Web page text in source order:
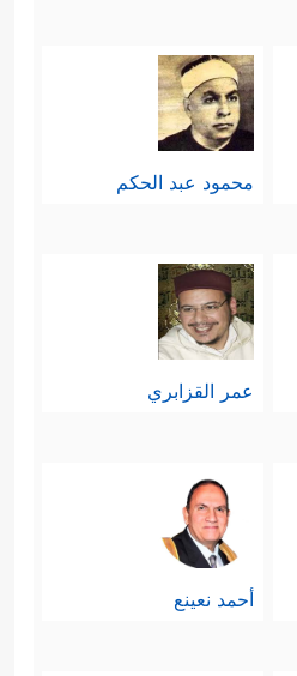
محمود عبد الحكم
عمر القزابري
أحمد نعينع